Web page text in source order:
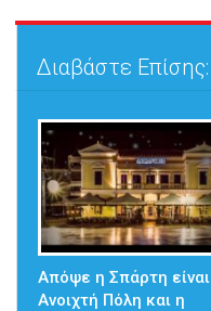
Διαβάστε Επίσης:
Απόψε η Σπάρτη είναι
Ανοιχτή Πόλη και η